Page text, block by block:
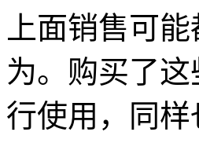
上面销售可
为。购买了
行使用，同